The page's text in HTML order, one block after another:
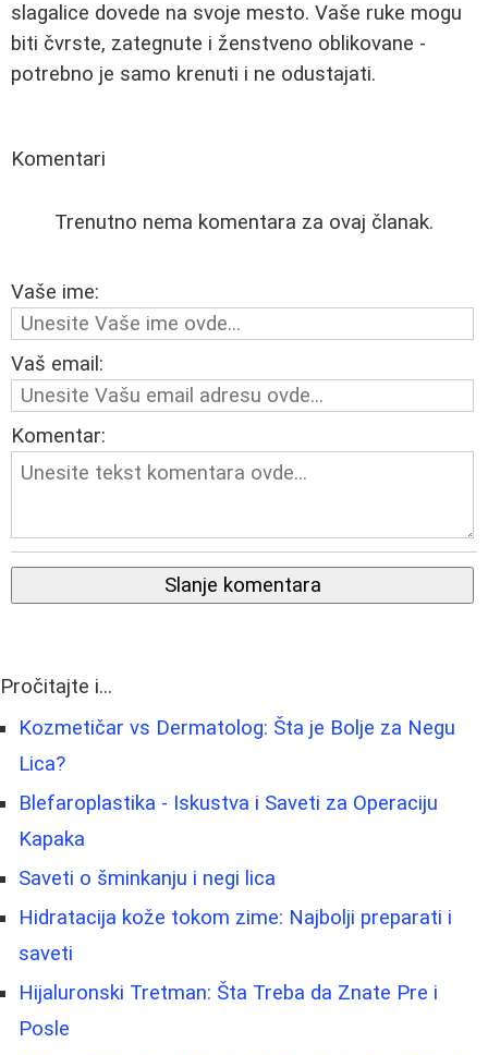
slagalice dovede na svoje mesto. Vaše ruke mogu
biti čvrste, zategnute i ženstveno oblikovane -
potrebno je samo krenuti i ne odustajati.
Komentari
Trenutno nema komentara za ovaj članak.
Vaše ime:
Vaš email:
Komentar:
Slanje komentara
Pročitajte i...
Kozmetičar vs Dermatolog: Šta je Bolje za Negu
Lica?
Blefaroplastika - Iskustva i Saveti za Operaciju
Kapaka
Saveti o šminkanju i negi lica
Hidratacija kože tokom zime: Najbolji preparati i
saveti
Hijaluronski Tretman: Šta Treba da Znate Pre i
Posle